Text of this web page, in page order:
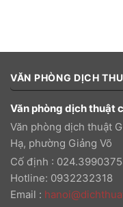
VĂN PHÒNG DỊCH
Văn phòng dịch thuật
Văn phòng dịch thuật
Hạ, phường Giảng Võ
Cố định :
Hotline: 0932232318
Email :